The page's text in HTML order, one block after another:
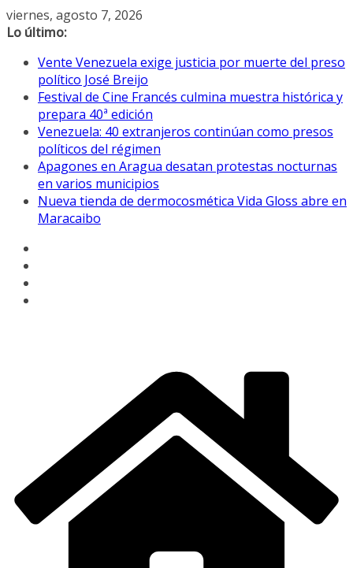
Saltar
al
viernes, agosto 7, 2026
Lo último:
Vente Venezuela exige justicia por muerte del preso
político José Breijo
Festival de Cine Francés culmina muestra histórica y
prepara 40ª edición
Venezuela: 40 extranjeros continúan como presos
políticos del régimen
Apagones en Aragua desatan protestas nocturnas
en varios municipios
Nueva tienda de dermocosmética Vida Gloss abre en
Maracaibo